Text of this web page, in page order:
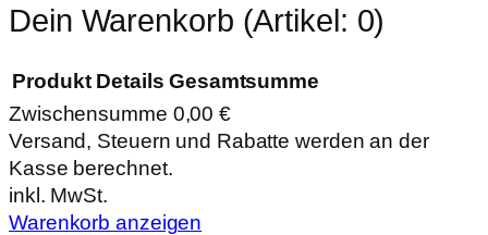
Dein Warenkorb (Artikel: 0)
Produkte
im
Warenkorb
Produkt Details Gesamtsumme
Zwischensumme 0,00 €
Versand, Steuern und Rabatte werden an der
Kasse berechnet.
inkl. MwSt.
Warenkorb anzeigen